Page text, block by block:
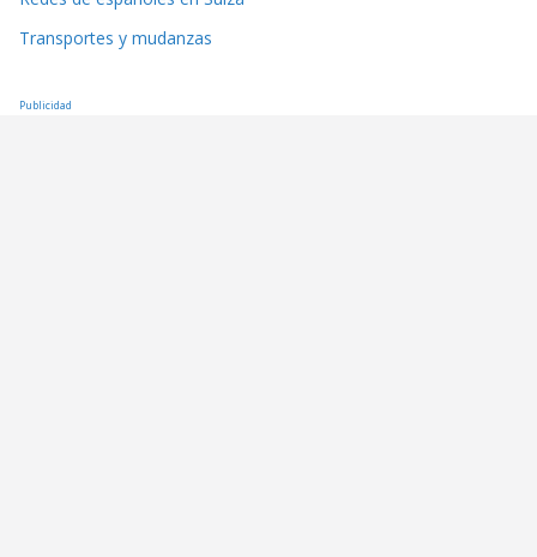
Transportes y mudanzas
Publicidad